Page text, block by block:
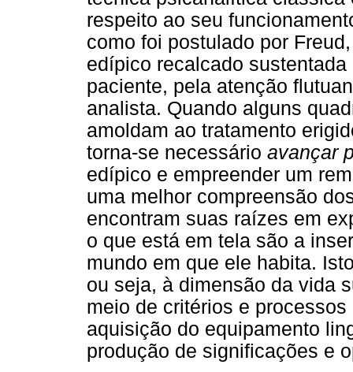
respeito ao seu
como foi postulado por
edípico recalcado
paciente, pela atenção
analista. Quando alguns
amoldam ao tratamento
torna-se necessário avançar
edípico e empreender um
uma melhor compreensão
encontram suas raízes em
o que está em tela são a
mundo em que ele habita.
ou seja, à dimensão da vida
meio de critérios e
aquisição do equipamento
produção de significações e